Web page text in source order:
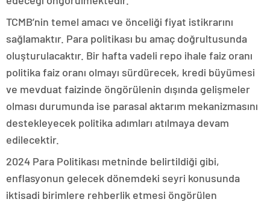
TCMB’nin temel amacı ve önceliği fiyat istikrarını
sağlamaktır. Para politikası bu amaç doğrultusunda
oluşturulacaktır. Bir hafta vadeli repo ihale faiz oranı
politika faiz oranı olmayı sürdürecek, kredi büyümesi
ve mevduat faizinde öngörülenin dışında gelişmeler
olması durumunda ise parasal aktarım mekanizmasını
destekleyecek politika adımları atılmaya devam
edilecektir.
2024 Para Politikası metninde belirtildiği gibi,
enflasyonun gelecek dönemdeki seyri konusunda
iktisadi birimlere rehberlik etmesi öngörülen